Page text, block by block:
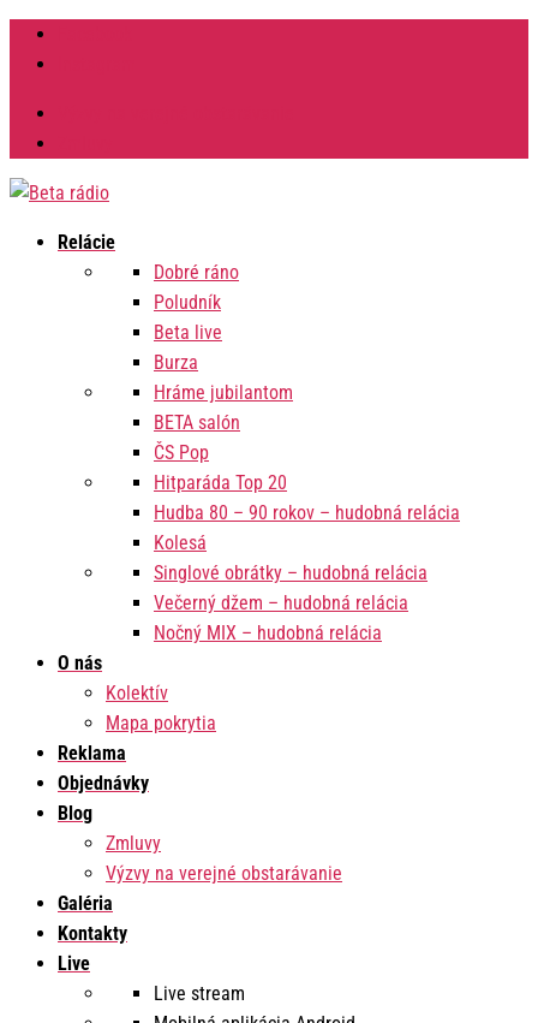
Relácie
Dobré ráno
Poludník
Beta live
Burza
Hráme jubilantom
BETA salón
ČS Pop
Hitparáda Top 20
Hudba 80 – 90 rokov – hudobná relácia
Kolesá
Singlové obrátky – hudobná relácia
Večerný džem – hudobná relácia
Nočný MIX – hudobná relácia
O nás
Kolektív
Mapa pokrytia
Reklama
Objednávky
Blog
Zmluvy
Výzvy na verejné obstarávanie
Galéria
Kontakty
Live
Live stream